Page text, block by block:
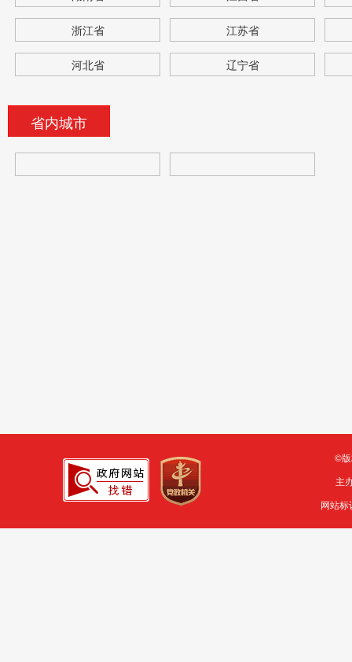
浙江省 江苏省
河北省 辽宁省
省内城市
©
主
网站